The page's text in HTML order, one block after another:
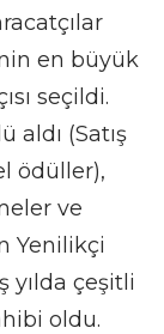
en büyük
seçildi.
aldı (Satış
ödüller),
ve
Yenilikçi
yılda çeşitli
oldu.